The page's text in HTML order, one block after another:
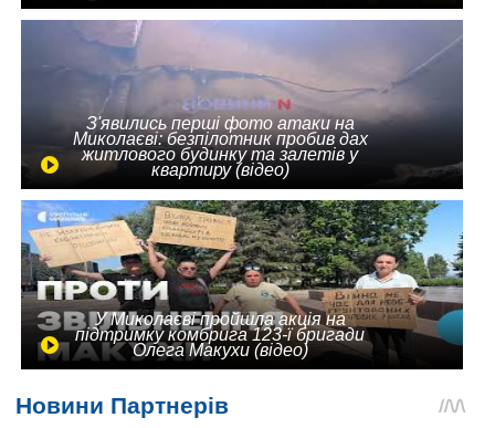
З'явились перші фото атаки на
Миколаєві: безпілотник пробив дах
житлового будинку та залетів у
квартиру (відео)
У Миколаєві пройшла акція на
підтримку комбрига 123-ї бригади
Олега Макухи (відео)